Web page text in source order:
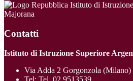
Istituto di
Majorana
Contatti
Istituto di Istruzione Superiore
Via Adda 2 Gorgonzola (Milano)
Tel: Tel. 02 9513539